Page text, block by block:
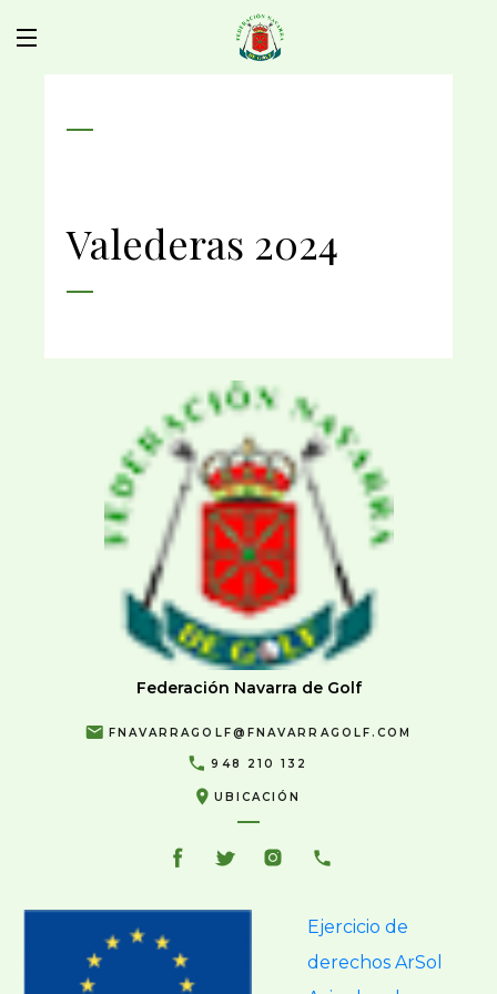
Valederas 2024
Federación Navarra de Golf
FNAVARRAGOLF@FNAVARRAGOLF.COM
948 210 132
UBICACIÓN
Ejercicio de
derechos ArSol